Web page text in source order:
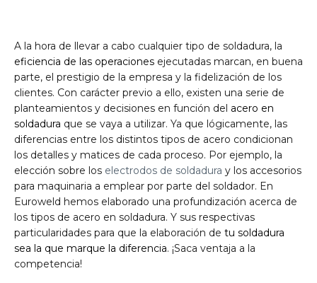
A la hora de llevar a cabo cualquier tipo de soldadura, la
eficiencia de las operaciones ejecutadas marcan, en buena
parte, el prestigio de la empresa y la fidelización de los
clientes. Con carácter previo a ello, existen una serie de
planteamientos y decisiones en función del acero en
soldadura que se vaya a utilizar. Ya que lógicamente, las
diferencias entre los distintos tipos de acero condicionan
los detalles y matices de cada proceso. Por ejemplo, la
elección sobre los electrodos de soldadura y los accesorios
para maquinaria a emplear por parte del soldador. En
Euroweld hemos elaborado una profundización acerca de
los tipos de acero en soldadura. Y sus respectivas
particularidades para que la elaboración de tu soldadura
sea la que marque la diferencia. ¡Saca ventaja a la
competencia!